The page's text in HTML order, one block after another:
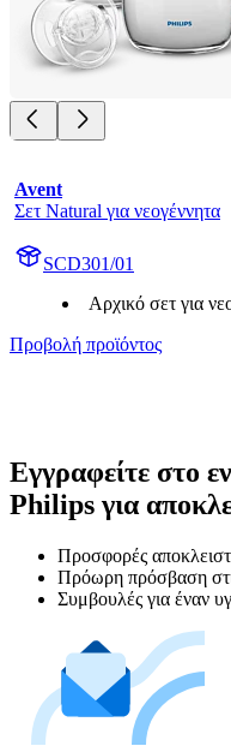
Avent
Σετ Natural για νεογέννητα
SCD301/01
Αρχικό σετ για
Προβολή προϊόντος
Εγγραφείτε στο
Philips για
Προσφορές
Πρόωρη πρόσβαση
Συμβουλές για έναν